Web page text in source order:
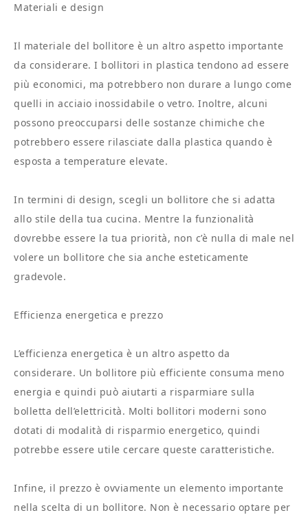
Materiali e design
Il materiale del bollitore è un altro aspetto importante
da considerare. I bollitori in plastica tendono ad essere
più economici, ma potrebbero non durare a lungo come
quelli in acciaio inossidabile o vetro. Inoltre, alcuni
possono preoccuparsi delle sostanze chimiche che
potrebbero essere rilasciate dalla plastica quando è
esposta a temperature elevate.
In termini di design, scegli un bollitore che si adatta
allo stile della tua cucina. Mentre la funzionalità
dovrebbe essere la tua priorità, non c’è nulla di male nel
volere un bollitore che sia anche esteticamente
gradevole.
Efficienza energetica e prezzo
L’efficienza energetica è un altro aspetto da
considerare. Un bollitore più efficiente consuma meno
energia e quindi può aiutarti a risparmiare sulla
bolletta dell’elettricità. Molti bollitori moderni sono
dotati di modalità di risparmio energetico, quindi
potrebbe essere utile cercare queste caratteristiche.
Infine, il prezzo è ovviamente un elemento importante
nella scelta di un bollitore. Non è necessario optare per